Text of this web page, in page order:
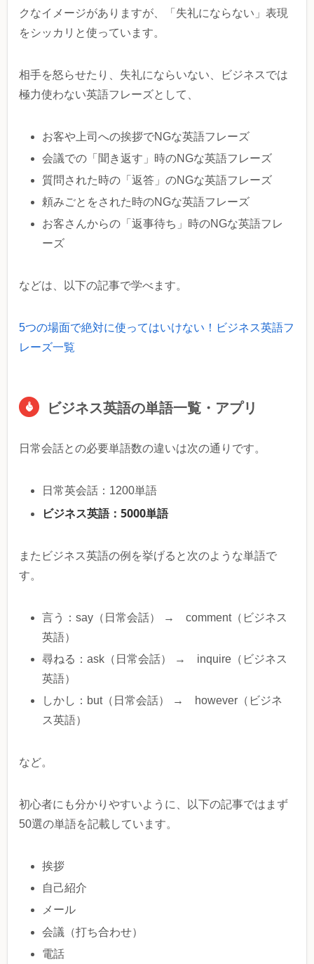
クなイメージがありますが、「失礼にならない」表現
をシッカリと使っています。
相手を怒らせたり、失礼にならいない、ビジネスでは
極力使わない英語フレーズとして、
お客や上司への挨拶でNGな英語フレーズ
会議での「聞き返す」時のNGな英語フレーズ
質問された時の「返答」のNGな英語フレーズ
頼みごとをされた時のNGな英語フレーズ
お客さんからの「返事待ち」時のNGな英語フレ
ーズ
などは、以下の記事で学べます。
5つの場面で絶対に使ってはいけない！ビジネス英語フ
レーズ一覧
ビジネス英語の単語一覧・アプリ
日常会話との必要単語数の違いは次の通りです。
日常英会話：1200単語
ビジネス英語：5000単語
またビジネス英語の例を挙げると次のような単語で
す。
言う：say（日常会話） → comment（ビジネス
英語）
尋ねる：ask（日常会話） → inquire（ビジネス
英語）
しかし：but（日常会話） → however（ビジネ
ス英語）
など。
初心者にも分かりやすいように、以下の記事ではまず
50選の単語を記載しています。
挨拶
自己紹介
メール
会議（打ち合わせ）
電話